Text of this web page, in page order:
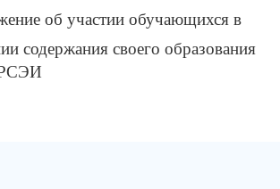
об участии обучающихся в
содержания своего образования